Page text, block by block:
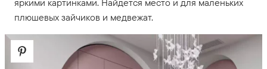
яркими картинками. Найдется место и для маленьких
плюшевых зайчиков и медвежат.